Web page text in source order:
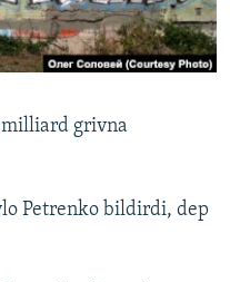
milliard grivna
Petrenko bildirdi, dep